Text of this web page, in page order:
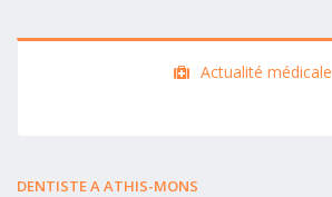
Actualité médicale
DENTISTE A ATHIS-MONS